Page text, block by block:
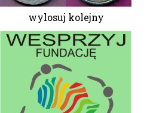
wylosuj kolejny